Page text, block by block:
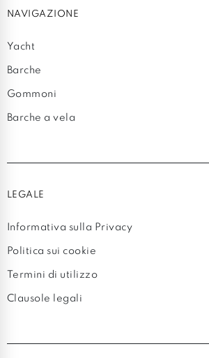
NAVIGAZIONE
Yacht
Barche
Gommoni
Barche a vela
LEGALE
Informativa sulla Privacy
Politica sui cookie
Termini di utilizzo
Clausole legali